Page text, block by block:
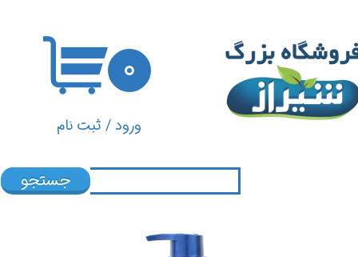
ورود/ ثبت نام
تغییر گذر واژه
سفارشات
۰
جستجو